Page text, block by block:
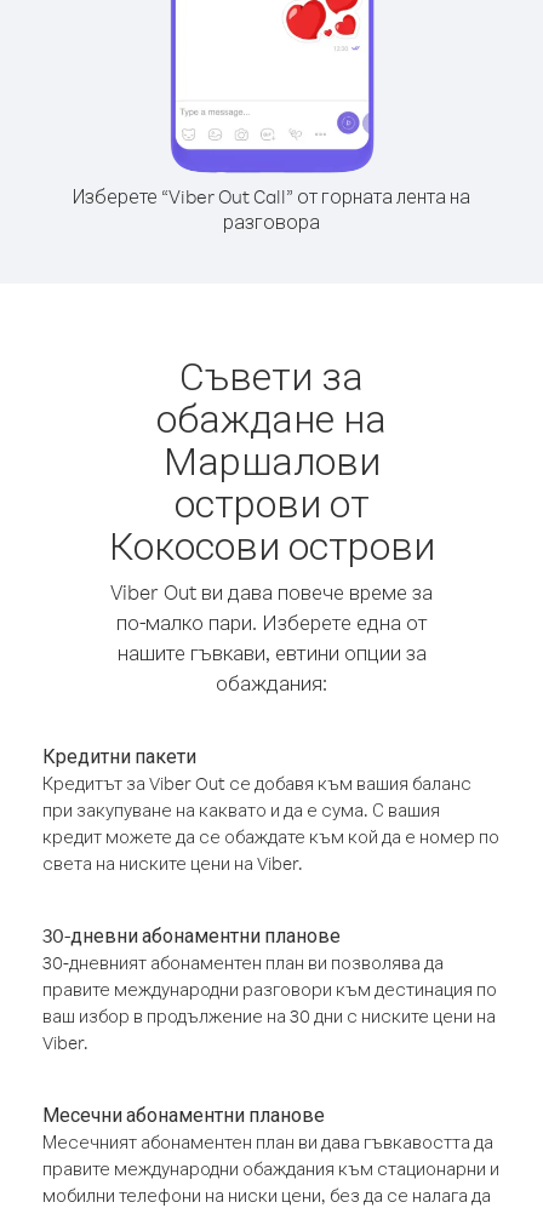
Изберете “Viber Out Call” от горната лента на
разговора
Съвети за
обаждане на
Маршалови
острови от
Кокосови острови
Viber Out ви дава повече време за
по-малко пари. Изберете една от
нашите гъвкави, евтини опции за
обаждания:
Кредитни пакети
Кредитът за Viber Out се добавя към вашия баланс
при закупуване на каквато и да е сума. С вашия
кредит можете да се обаждате към кой да е номер по
света на ниските цени на Viber.
30-дневни абонаментни планове
30-дневният абонаментен план ви позволява да
правите международни разговори към дестинация по
ваш избор в продължение на 30 дни с ниските цени на
Viber.
Месечни абонаментни планове
Месечният абонаментен план ви дава гъвкавостта да
правите международни обаждания към стационарни и
мобилни телефони на ниски цени, без да се налага да